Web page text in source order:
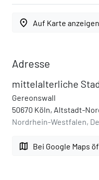
place Auf Karte anzeigen
Adresse
mittelalterliche
Gereonswall
50670 Köln, Altstadt-
Nordrhein-Westfalen,
map Bei Google Maps